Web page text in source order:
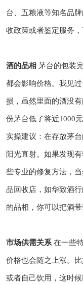
台、五粮液等知名品
收政策或者鉴定服务，
酒的品相 茅台的包装
都会影响价格。我见
损，虽然里面的酒没
份茅台低了将近1000元
实操建议：在存放茅
阳光直射。如果发现
些专业的修复方法，
品回收店，如华致酒
的品相，你可以把酒带
市场供需关系在一些
价格也会随之上涨。
或者自己饮用，这时